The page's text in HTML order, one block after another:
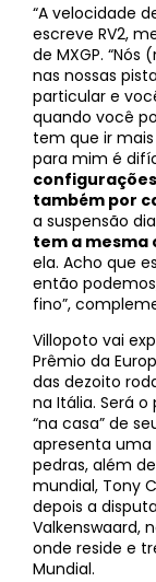
“A velocidade
escreve RV2,
de MXGP.
nas nossas
particular e
quando você
tem que ir
para mim é
também por
a suspensão
tem a mesma
ela. Acho que
então
fino”,
Villopoto vai
Prêmio da
das dezoito
na Itália. Será
“na casa” de
apresenta
pedras, além
mundial, Tony
depois a
Valkenswaard,
onde reside e
Mundial.